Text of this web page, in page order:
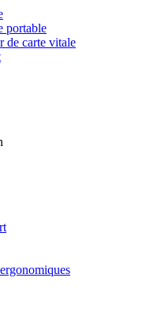
portable
de carte vitale